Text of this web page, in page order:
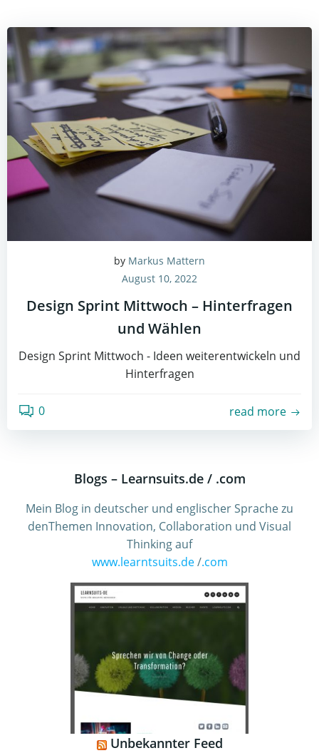
by Markus Mattern
August 10, 2022
Design Sprint Mittwoch – Hinterfragen
und Wählen
Design Sprint Mittwoch - Ideen weiterentwickeln und
Hinterfragen
0 read more
Blogs – Learnsuits.de / .com
Mein Blog in deutscher und englischer Sprache zu
denThemen Innovation, Collaboration und Visual
Thinking auf
www.learntsuits.de/.com
Unbekannter Feed